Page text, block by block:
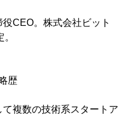
CEO。株式会社ビット
歴
複数の技術系スタートア